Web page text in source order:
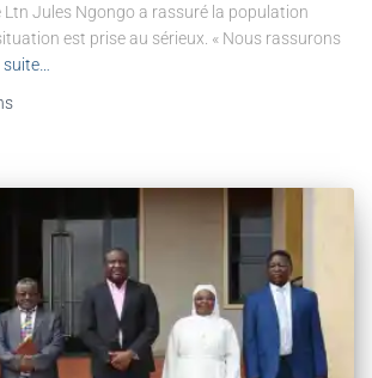
Jules Ngongo a rassuré la population
est prise au sérieux. « Nous rassurons